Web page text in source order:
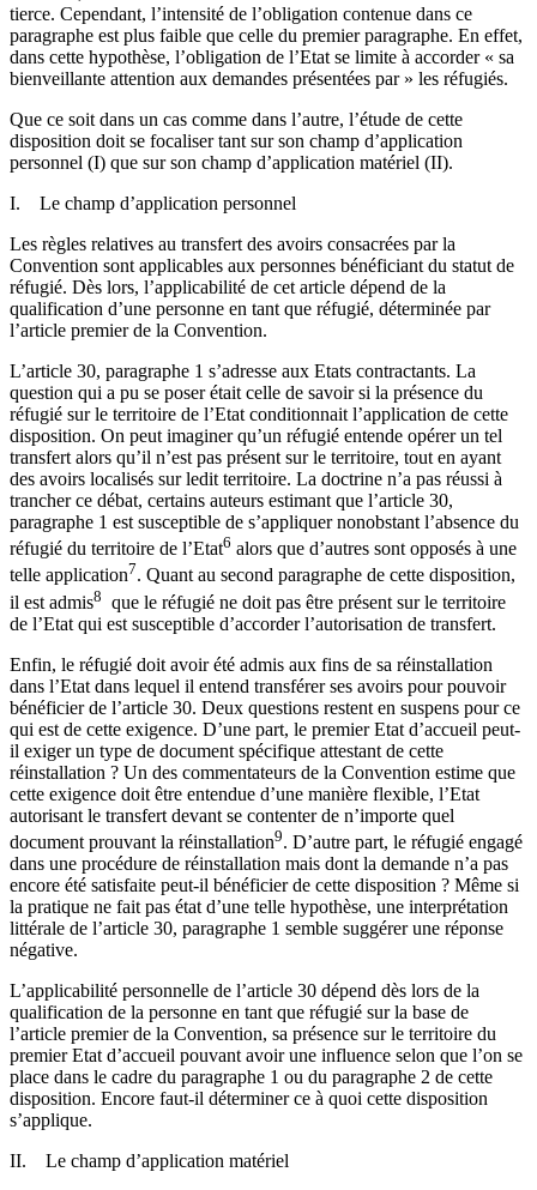
tierce. Cependant, l’intensité de l’obligation contenue dans ce
paragraphe est plus faible que celle du premier paragraphe. En effet,
dans cette hypothèse, l’obligation de l’Etat se limite à accorder « sa
bienveillante attention aux demandes présentées par » les réfugiés.
Que ce soit dans un cas comme dans l’autre, l’étude de cette
disposition doit se focaliser tant sur son champ d’application
personnel (I) que sur son champ d’application matériel (II).
I. Le champ d’application personnel
Les règles relatives au transfert des avoirs consacrées par la
Convention sont applicables aux personnes bénéficiant du statut de
réfugié. Dès lors, l’applicabilité de cet article dépend de la
qualification d’une personne en tant que réfugié, déterminée par
l’article premier de la Convention.
L’article 30, paragraphe 1 s’adresse aux Etats contractants. La
question qui a pu se poser était celle de savoir si la présence du
réfugié sur le territoire de l’Etat conditionnait l’application de cette
disposition. On peut imaginer qu’un réfugié entende opérer un tel
transfert alors qu’il n’est pas présent sur le territoire, tout en ayant
des avoirs localisés sur ledit territoire. La doctrine n’a pas réussi à
trancher ce débat, certains auteurs estimant que l’article 30,
paragraphe 1 est susceptible de s’appliquer nonobstant l’absence du
réfugié du territoire de l’Etat6 alors que d’autres sont opposés à une
telle application7. Quant au second paragraphe de cette disposition,
il est admis8 que le réfugié ne doit pas être présent sur le territoire
de l’Etat qui est susceptible d’accorder l’autorisation de transfert.
Enfin, le réfugié doit avoir été admis aux fins de sa réinstallation
dans l’Etat dans lequel il entend transférer ses avoirs pour pouvoir
bénéficier de l’article 30. Deux questions restent en suspens pour ce
qui est de cette exigence. D’une part, le premier Etat d’accueil peut-
il exiger un type de document spécifique attestant de cette
réinstallation ? Un des commentateurs de la Convention estime que
cette exigence doit être entendue d’une manière flexible, l’Etat
autorisant le transfert devant se contenter de n’importe quel
document prouvant la réinstallation9. D’autre part, le réfugié engagé
dans une procédure de réinstallation mais dont la demande n’a pas
encore été satisfaite peut-il bénéficier de cette disposition ? Même si
la pratique ne fait pas état d’une telle hypothèse, une interprétation
littérale de l’article 30, paragraphe 1 semble suggérer une réponse
négative.
L’applicabilité personnelle de l’article 30 dépend dès lors de la
qualification de la personne en tant que réfugié sur la base de
l’article premier de la Convention, sa présence sur le territoire du
premier Etat d’accueil pouvant avoir une influence selon que l’on se
place dans le cadre du paragraphe 1 ou du paragraphe 2 de cette
disposition. Encore faut-il déterminer ce à quoi cette disposition
s’applique.
II. Le champ d’application matériel